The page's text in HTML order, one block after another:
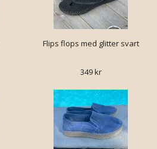
Flips flops med glitter svart
349 kr